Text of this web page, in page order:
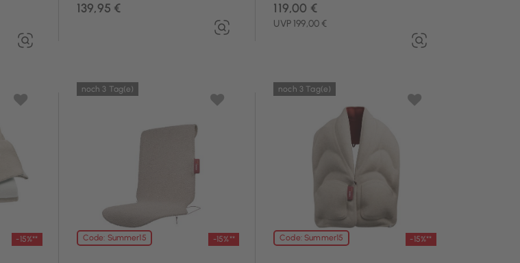
139,95 €
UVP 199,00 €
119,00 €
-15%** Code: Summer15 -15%**
noch 3 Tag(e)
Code: Summer15 -15%**
noch 3 Tag(e)